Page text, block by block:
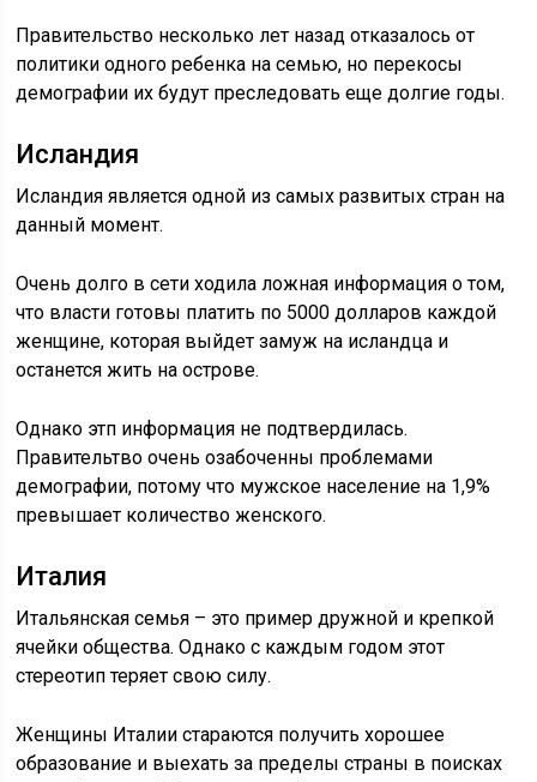
Правительство несколько лет назад отказалось от
политики одного ребенка на семью, но перекосы
демографии их будут преследовать еще долгие годы.
Исландия
Исландия является одной из самых развитых стран на
данный момент.
Очень долго в сети ходила ложная информация о том,
что власти готовы платить по 5000 долларов каждой
женщине, которая выйдет замуж на исландца и
останется жить на острове.
Однако этп информация не подтвердилась.
Правительтво очень озабоченны проблемами
демографии, потому что мужское население на 1,9%
превышает количество женского.
Италия
Итальянская семья – это пример дружной и крепкой
ячейки общества. Однако с каждым годом этот
стереотип теряет свою силу.
Женщины Италии стараются получить хорошее
образование и выехать за пределы страны в поисках